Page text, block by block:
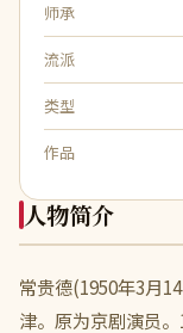
师承
流派
类型
作品
人物简介
常贵德(1950年3月
津。原为京剧演员